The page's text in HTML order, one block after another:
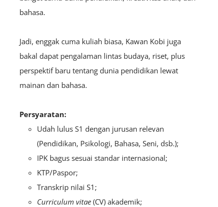
bahasa.
Jadi, enggak cuma kuliah biasa, Kawan Kobi juga
bakal dapat pengalaman lintas budaya, riset, plus
perspektif baru tentang dunia pendidikan lewat
mainan dan bahasa.
Persyaratan:
Udah lulus S1 dengan jurusan relevan
(Pendidikan, Psikologi, Bahasa, Seni, dsb.);
IPK bagus sesuai standar internasional;
KTP/Paspor;
Transkrip nilai S1;
Curriculum vitae (CV) akademik;